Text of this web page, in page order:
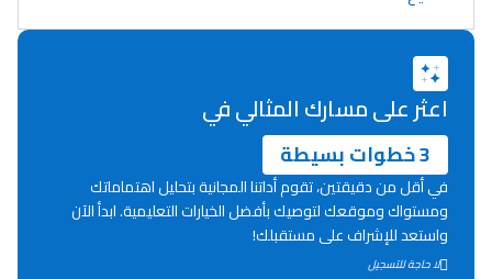
Lycée Maroc
اعثر على مسارك المثالي في
3 خطوات بسيطة
في أقل من دقيقتين، تقوم أداتنا المجانية بتحليل اهتماماتك
ومستواك وموقعك لتوصيك بأفضل الخيارات التعليمية. ابدأ الآن
واستعد للإشراف على مستقبلك!
لا حاجة للتسجيل